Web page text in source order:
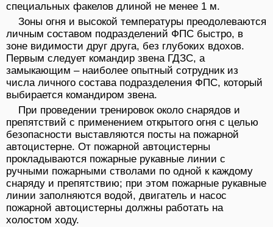
специальных факелов длиной не менее 1 м.
Зоны огня и высокой температуры преодолеваются
личным составом подразделений ФПС быстро, в
зоне видимости друг друга, без глубоких вдохов.
Первым следует командир звена ГДЗС, а
замыкающим – наиболее опытный сотрудник из
числа личного состава подразделения ФПС, который
выбирается командиром звена.
При проведении тренировок около снарядов и
препятствий с применением открытого огня с целью
безопасности выставляются посты на пожарной
автоцистерне. От пожарной автоцистерны
прокладываются пожарные рукавные линии с
ручными пожарными стволами по одной к каждому
снаряду и препятствию; при этом пожарные рукавные
линии заполняются водой, двигатель и насос
пожарной автоцистерны должны работать на
холостом ходу.